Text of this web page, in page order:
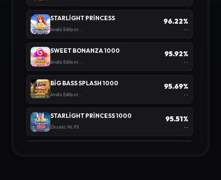
STARLIGHT PRINCESS
Analiz Ediliyor...
96.22%
--
SWEET BONANZA 1000
Analiz Ediliyor...
95.92%
--
BIG BASS SPLASH 1000
Analiz Ediliyor...
95.69%
--
STARLIGHT PRINCESS 1000
Önceki: 96.9%
95.51%
--